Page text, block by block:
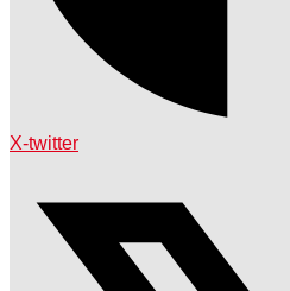
X-twitter